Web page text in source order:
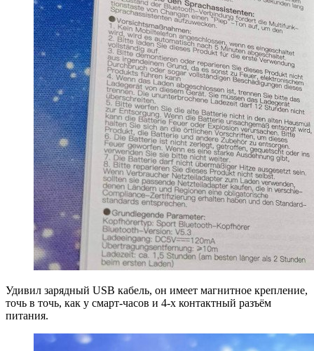
Удивил зарядный USB кабель, он имеет магнитное крепление,
точь в точь, как у смарт-часов и 4-х контактный разъём
питания.